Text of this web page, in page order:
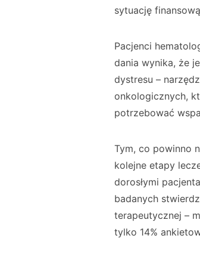
sytuację
Pacjenci
dania wynika, że
dystresu –
onko­logicznych,
potrzebować
Tym, co powinno
kolejne etapy
dorosłymi
badanych
terapeutycznej –
tylko 14%